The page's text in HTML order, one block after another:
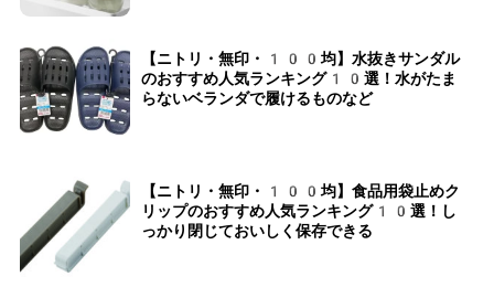
【ニトリ・無印・100均】水抜きサンダル
のおすすめ人気ランキング10選！水がたま
らないベランダで履けるものなど
【ニトリ・無印・100均】食品用袋止めク
リップのおすすめ人気ランキング10選！し
っかり閉じておいしく保存できる